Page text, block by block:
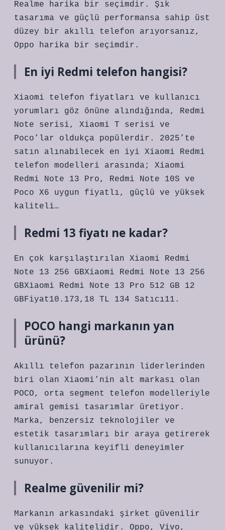
Realme harika bir seçimdir. Şık
tasarıma ve güçlü performansa sahip üst
düzey bir akıllı telefon arıyorsanız,
Oppo harika bir seçimdir.
En iyi Redmi telefon hangisi?
Xiaomi telefon fiyatları ve kullanıcı
yorumları göz önüne alındığında, Redmi
Note serisi, Xiaomi T serisi ve
Poco’lar oldukça popülerdir. 2025’te
satın alınabilecek en iyi Xiaomi Redmi
telefon modelleri arasında; Xiaomi
Redmi Note 13 Pro, Redmi Note 10S ve
Poco X6 uygun fiyatlı, güçlü ve yüksek
kaliteli…
Redmi 13 fiyatı ne kadar?
En çok karşılaştırılan Xiaomi Redmi
Note 13 256 GBXiaomi Redmi Note 13 256
GBXiaomi Redmi Note 13 Pro 512 GB 12
GBFiyat10.173,18 TL 134 Satıcı11.
POCO hangi markanın yan
ürünü?
Akıllı telefon pazarının liderlerinden
biri olan Xiaomi’nin alt markası olan
POCO, orta segment telefon modelleriyle
amiral gemisi tasarımlar üretiyor.
Marka, benzersiz teknolojiler ve
estetik tasarımları bir araya getirerek
kullanıcılarına keyifli deneyimler
sunuyor.
Realme güvenilir mi?
Markanın arkasındaki şirket güvenilir
ve yüksek kalitelidir. Oppo, Vivo,